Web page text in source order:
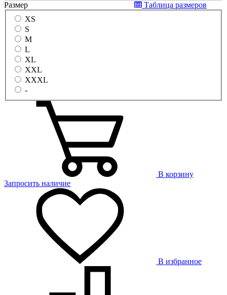
Размер
Таблица размеров
XS
S
M
L
XL
XXL
XXXL
-
В корзину
Запросить наличие
В избранное